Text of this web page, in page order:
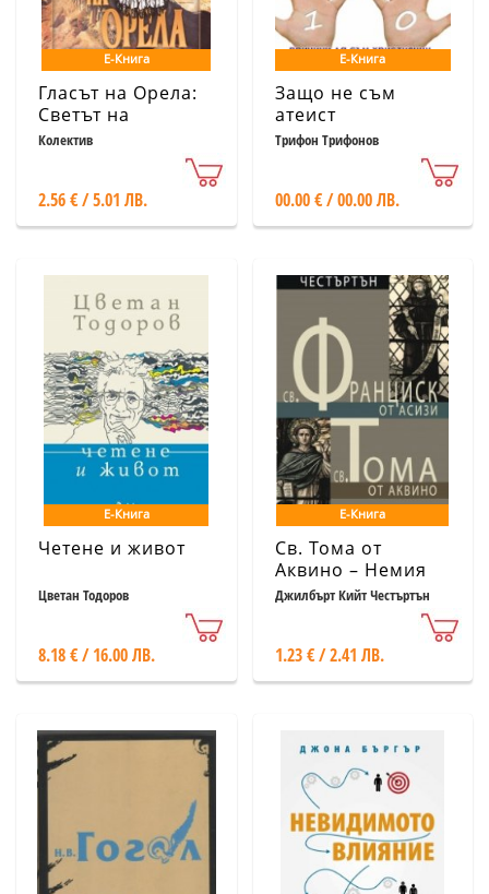
Е-Книга
Гласът на Орела:
Светът на
североамериканските
Колектив
2.56 € / 5.01 ЛВ.
Е-Книга
Защо не съм
атеист
Трифон Трифонов
00.00 € / 00.00 ЛВ.
Е-Книга
Четене и живот
Цветан Тодоров
8.18 € / 16.00 ЛВ.
Е-Книга
Св. Тома от
Аквино – Немия
вол
Джилбърт Кийт Честъртън
1.23 € / 2.41 ЛВ.